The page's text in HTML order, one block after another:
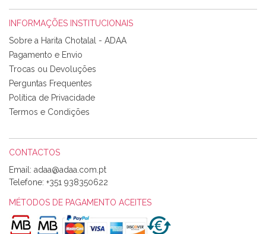
Tudo chegou em condições, pois os produtos vieram muito
bem acondicionados. Estou plenamente satisfeita com os
produtos adquiridos. Relativamente à bolsa, tem um tecido
com um padrão e cores muito bonitas e a execução está
perfeitíssima. Futuramente penso voltar a comprar na vossa
loja, têm excelentes artigos a um preço muito justo. A
Alexandra Morais
Olá boa Noite. Os meus tecidos chegaram hoje. Muito
obrigada pelo miminho que dá um jeitaço pras minhas linhas
de bordar e não sei o que pões nos tecidos, mas que cheiram
maravilhosamente ... cheiram! :) Muito Obrigada.
INFORMAÇÕES INSTITUCIONAIS
Sobre a Harita Chotalal - ADAA
Pagamento e Envio
Trocas ou Devoluções
Perguntas Frequentes
Política de Privacidade
Termos e Condições
CONTACTOS
Email:
Telefone: +351 938350622
MÉTODOS DE PAGAMENTO ACEITES